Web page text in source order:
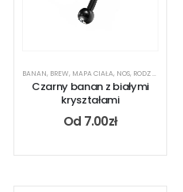
RODZAJ KOLCZYKA,UCHO
BANAN, BREW, MAPA CIAŁA, NOS, RODZAJ KOLCZYKA
Czarny banan z białymi
kryształami
Od 7.00zł